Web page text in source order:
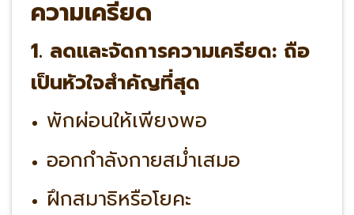
ความเครียด
1. ลดและจัดการความเครียด: ถือ
เป็นหัวใจสำคัญที่สุด
พักผ่อนให้เพียงพอ
ออกกำลังกายสม่ำเสมอ
ฝึกสมาธิหรือโยคะ